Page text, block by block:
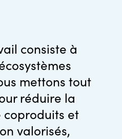
consiste à
mettons tout
réduire la
et
valorisés,